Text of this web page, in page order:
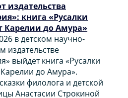
издательства
книга «Русалки
Карелии до Амура»
в детском научно-
издательстве
выйдет книга «Русалки
до Амура».
филолога и детской
Анастасии Строкиной